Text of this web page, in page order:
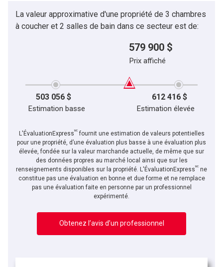
En cliquant sur le bouton « soumettre », vous consentez à nos conditions d'utilisation et
Message
En cliquant sur le bouton « soumettre », vous consentez à nos conditions d'utilisation et
vous nous fournissez l'autorisation écrite de communiquer avec vous.
La valeur approximative d'une propriété de 3 chambres
à coucher et 2 salles de bain dans ce secteur est de:
579 900 $
Prix affiché
503 056 $ 612 416 $
Estimation basse Estimation élevée
L'ÉvaluationExpressMCfournit une estimation de valeurs potentielles
pour une propriété, d’une évaluation plus basse à une évaluation plus
élevée, fondée sur la valeur marchande actuelle, de même que sur
des données propres au marché local ainsi que sur les
renseignements disponibles sur la propriété. L'ÉvaluationExpressMC ne
constitue pas une évaluation en bonne et due forme et ne remplace
pas une évaluation faite en personne par un professionnel
expérimenté.
Obtenez l’avis d’un professionnel